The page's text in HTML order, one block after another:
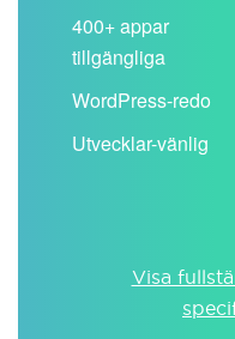
400+ appar
tillgängliga
WordPress-redo
Utvecklar-vänlig
Visa